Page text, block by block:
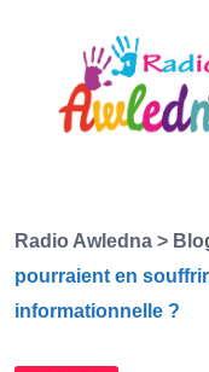
Radio Awledna >
pourraient en
informationnelle ?